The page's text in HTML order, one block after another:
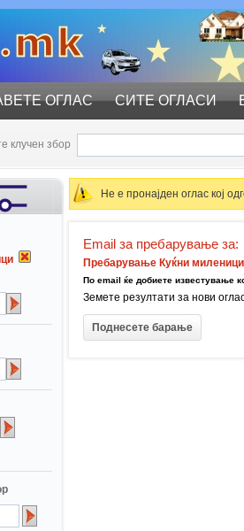
ОГЛАС СИТЕ ОГЛАСИ
клучен збор
Не е пронајден оглас кој
Email за пребарување за:
Пребарување Куќни миленици
По email ќе добиете известување
Земете резултати за нови